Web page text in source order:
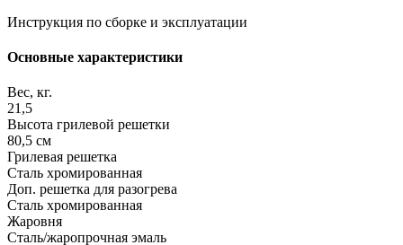
Инструкция по сборке и эксплуатации
Основные характеристики
Вес, кг.
21,5
Высота грилевой решетки
80,5 см
Грилевая решетка
Сталь хромированная
Доп. решетка для разогрева
Сталь хромированная
Жаровня
Сталь/жаропрочная эмаль